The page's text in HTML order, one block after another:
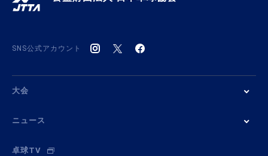
SNS公式アカウント
大会
ニュース
卓球TV